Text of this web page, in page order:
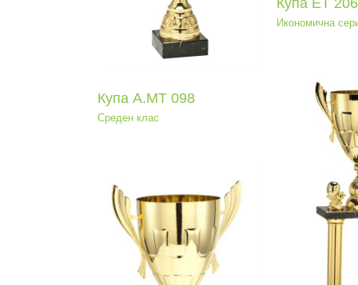
Икономична
Купа А.МT 098
Среден клас
Купа LT 045
Лукс